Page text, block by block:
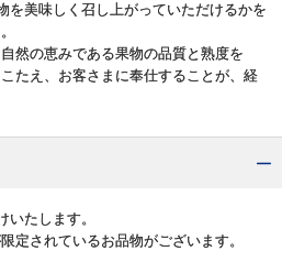
を美味しく召し上がっていただけるかを
然の恵みである果物の品質と熟度を
たえ、お客さまに奉仕することが、経
たします。
定されているお品物がございます。